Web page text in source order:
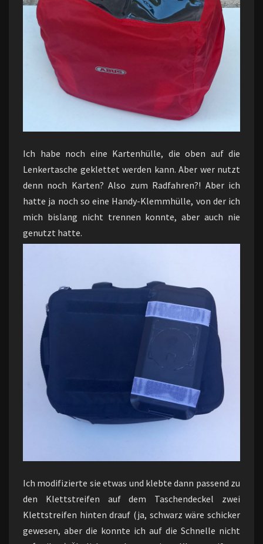
Ich habe noch eine Kartenhülle, die oben auf die
Lenkertasche geklettet werden kann. Aber wer nutzt
denn noch Karten? Also zum Radfahren?! Aber ich
hatte ja noch so eine Handy-Klemmhülle, von der ich
mich bislang nicht trennen konnte, aber auch nie
genutzt hatte.
Ich modifizierte sie etwas und klebte dann passend zu
den Klettstreifen auf dem Taschendeckel zwei
Klettstreifen hinten drauf (ja, schwarz wäre schicker
gewesen, aber die konnte ich auf die Schnelle nicht